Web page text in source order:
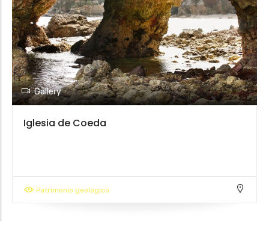
Gallery
Iglesia de Coeda
Patrimonio geológico